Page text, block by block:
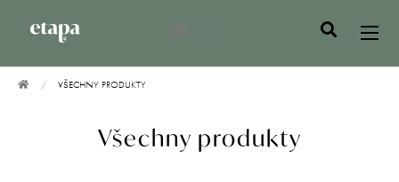
VŠECHNY PRODUKTY
Všechny produkty